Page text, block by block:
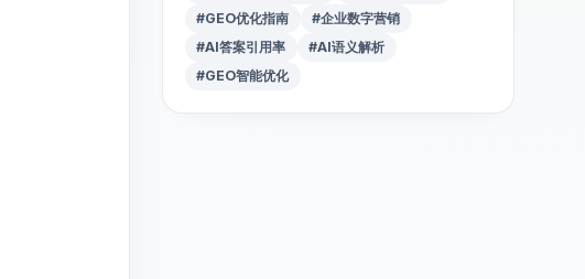
#GEO优化指南
#企业数字营销
#AI答案引用率
#AI语义解析
#GEO智能优化